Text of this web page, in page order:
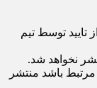
توسط تیم
نخواهد شد.
مرتبط باشد منتشر